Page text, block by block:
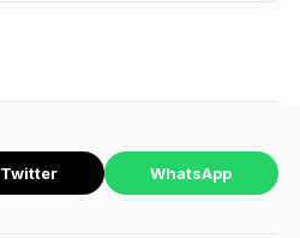
Twitter WhatsApp